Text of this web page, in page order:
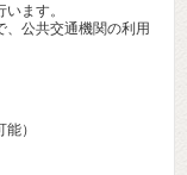
ます。
、公共交通機関の利用
）